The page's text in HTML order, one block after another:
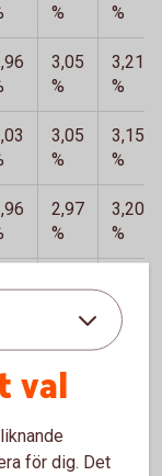
%
%
3,05
%
3,21
%
3,05
%
3,15
%
2,97
%
3,20
%
%
3,00
%
Sparbank, inte
val
för dig. Det